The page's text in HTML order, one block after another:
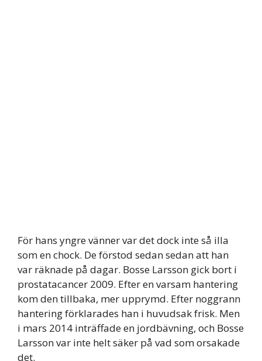
För hans yngre vänner var det dock inte så illa
som en chock. De förstod sedan sedan att han
var räknade på dagar. Bosse Larsson gick bort i
prostatacancer 2009. Efter en varsam hantering
kom den tillbaka, mer upprymd. Efter noggrann
hantering förklarades han i huvudsak frisk. Men
i mars 2014 inträffade en jordbävning, och Bosse
Larsson var inte helt säker på vad som orsakade
det.